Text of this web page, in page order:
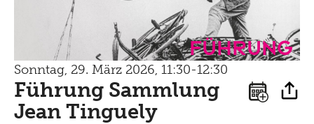
Führung
Sonntag, 29. März 2026, 11:30-12:30
Führung Sammlung
Jean Tinguely